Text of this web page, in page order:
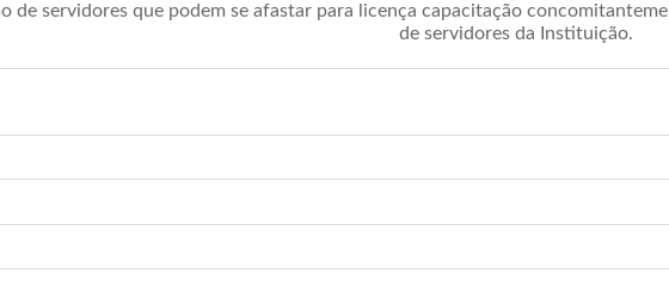
de servidores que podem se afastar para licença capacitação
de servidores da Instituição.